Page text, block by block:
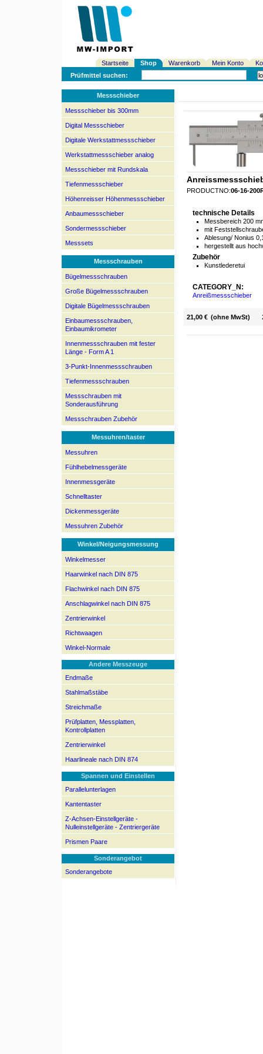
Startseite Shop Warenkorb Mein Konto
Prüfmittel suchen:
Messschieber
Messschieber bis 300mm
Digital Messschieber
Digitale Werkstattmessschieber
Werkstattmessschieber analog
Messschieber mit Rundskala
Tiefenmessschieber
Höhenreisser Höhenmessschieber
Anbaumessschieber
Sondermessschieber
Messsets
Messschrauben
Bügelmessschrauben
Große Bügelmessschrauben
Digitale Bügelmessschrauben
Einbaumessschrauben,
Einbaumikrometer
Innenmessschrauben mit fester
Länge - Form A 1
3-Punkt-Innenmessschrauben
Tiefenmessschrauben
Messschrauben mit
Sonderausführung
Messschrauben Zubehör
Messuhren/taster
Messuhren
Fühlhebelmessgeräte
Innenmessgeräte
Schnelltaster
Dickenmessgeräte
Messuhren Zubehör
Winkel/Neigungsmessung
Winkelmesser
Haarwinkel nach DIN 875
Flachwinkel nach DIN 875
Anschlagwinkel nach DIN 875
Zentrierwinkel
Richtwaagen
Winkel-Normale
Andere Messzeuge
Endmaße
Stahlmaßstäbe
Streichmaße
Prüfplatten, Messplatten,
Kontrollplatten
Zentrierwinkel
Haarlineale nach DIN 874
Spannen und Einstellen
Parallelunterlagen
Kantentaster
Z-Achsen-Einstellgeräte -
Nulleinstellgeräte - Zentriergeräte
Prismen Paare
Sonderangebot
Sonderangebote
PRODUCTNO:06-16-
technische Details
Messbereich 200
mit
Ablesung/ Nonius
hergestellt aus
Zubehör
Kunstlederetui
CATEGORY_N:
Anreißmessschieber
21,00 € (ohne MwSt)